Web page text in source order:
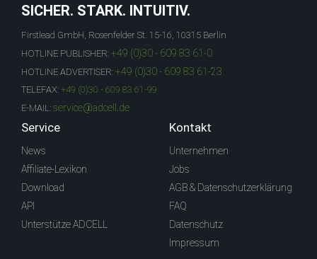
SICHER. STARK. INTUITIV.
Firstlead GmbH, Rosenfelder St. 15-16, 10315 Berlin
HOTLINE PUBLISHER: +49 (0)30 - 609 83 61-0
HOTLINE ADVERTISER: +49 (0)30 - 609 83 61-23
TELEFAX: +49 (0)30 - 609 83 61-99
E-MAIL: service@adcell.de
Service
News
Affiliate-Lexikon
Download
API
Unterstütze ADCELL
Kontakt
Unternehmen
Jobs
AGB & Datenschutzerklärung
FAQ
Datenschutz
Impressum